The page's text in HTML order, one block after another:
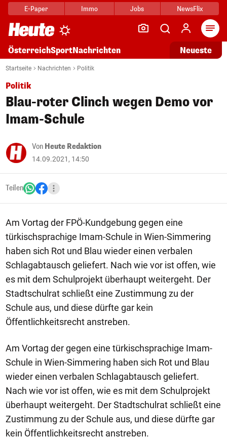
E-Paper Immo Jobs NewsFlix
ÖsterreichSportNachrichten Neueste
Startseite Nachrichten Politik
Politik
Blau-roter Clinch wegen Demo vor
Imam-Schule
Von Heute Redaktion
14.09.2021, 14:50
Teilen
Am Vortag der FPÖ-Kundgebung gegen eine
türkischsprachige Imam-Schule in Wien-Simmering
haben sich Rot und Blau wieder einen verbalen
Schlagabtausch geliefert. Nach wie vor ist offen, wie
es mit dem Schulprojekt überhaupt weitergeht. Der
Stadtschulrat schließt eine Zustimmung zu der
Schule aus, und diese dürfte gar kein
Öffentlichkeitsrecht anstreben.
Am Vortag der gegen eine türkischsprachige Imam-
Schule in Wien-Simmering haben sich Rot und Blau
wieder einen verbalen Schlagabtausch geliefert.
Nach wie vor ist offen, wie es mit dem Schulprojekt
überhaupt weitergeht. Der Stadtschulrat schließt eine
Zustimmung zu der Schule aus, und diese dürfte gar
kein Öffentlichkeitsrecht anstreben.